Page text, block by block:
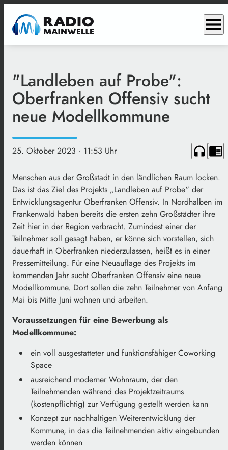
menu
"Landleben auf Probe":
Oberfranken Offensiv sucht
neue Modellkommune
25. Oktober 2023 · 11:53 Uhr headphones chrome_reader_mode
Menschen aus der Großstadt in den ländlichen Raum locken.
Das ist das Ziel des Projekts „Landleben auf Probe“ der
Entwicklungsagentur Oberfranken Offensiv. In Nordhalben im
Frankenwald haben bereits die ersten zehn Großstädter ihre
Zeit hier in der Region verbracht. Zumindest einer der
Teilnehmer soll gesagt haben, er könne sich vorstellen, sich
dauerhaft in Oberfranken niederzulassen, heißt es in einer
Pressemitteilung. Für eine Neuauflage des Projekts im
kommenden Jahr sucht Oberfranken Offensiv eine neue
Modellkommune. Dort sollen die zehn Teilnehmer von Anfang
Mai bis Mitte Juni wohnen und arbeiten.
Voraussetzungen für eine Bewerbung als
Modellkommune:
ein voll ausgestatteter und funktionsfähiger Coworking
Space
ausreichend moderner Wohnraum, der den
Teilnehmenden während des Projektzeitraums
(kostenpflichtig) zur Verfügung gestellt werden kann
Konzept zur nachhaltigen Weiterentwicklung der
Kommune, in das die Teilnehmenden aktiv eingebunden
werden können